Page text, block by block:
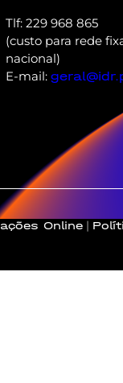
Tlf: 229 968 865
(custo para rede
nacional)
E-mail:
Online |